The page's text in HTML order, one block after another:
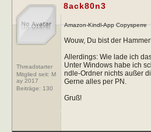
Threadstarter
Mitglied seit: M
ay 2017
Beiträge: 130
8ack80n3
Amazon-Kindl-App Copysperre
Wouw, Du bist der
Allerdings: Wie lade ich
Unter Windows habe ich
ndle-Ordner nichts außer
Gerne alles per PN.
Gruß!